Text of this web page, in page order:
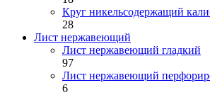
Круг никельсодержащий
28
Лист нержавеющий
Лист нержавеющий гладкий
97
Лист нержавеющий
6